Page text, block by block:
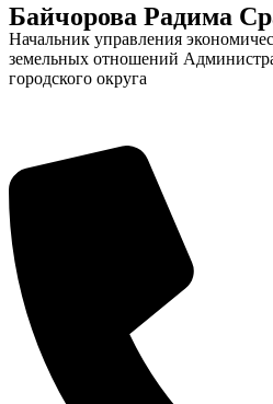
Байчорова Радима
Начальник управления
земельных отношений
городского округа